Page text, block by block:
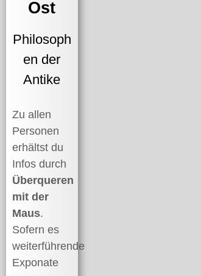
Ost
Philosoph
en der
Antike
Zu allen
Personen
erhältst du
Infos durch
Überqueren
mit der
Maus.
Sofern es
weiterführende
Exponate